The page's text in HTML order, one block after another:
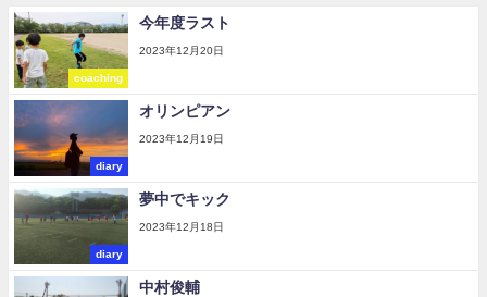
coaching
今年度ラスト
2023年12月20日
diary
オリンピアン
2023年12月19日
diary
夢中でキック
2023年12月18日
中村俊輔